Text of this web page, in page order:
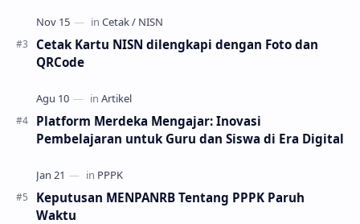
Cetak Kartu NISN dilengkapi dengan Foto dan
QRCode
Platform Merdeka Mengajar: Inovasi
Pembelajaran untuk Guru dan Siswa di Era Digital
Keputusan MENPANRB Tentang PPPK Paruh
Waktu